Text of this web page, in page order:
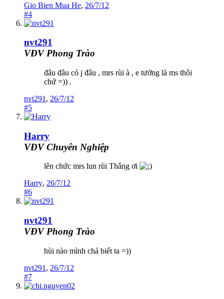
Gio Bien Mua He, 26/7/12
#4
nvt291
VĐV Phong Trào
đâu đâu có j đâu , mrs rùi à , e tưởng là ms thôi
chứ =)) .
nvt291 , 26/7/12
#5
Harry
VĐV Chuyên Nghiệp
lên chức mrs lun rùi Thắng ơi
Harry, 26/7/12
#6
nvt291
VĐV Phong Trào
hùi nào mình chả biết ta =))
nvt291 , 26/7/12
#7